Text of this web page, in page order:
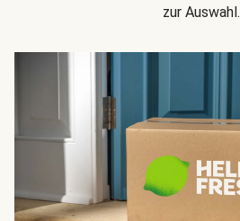
zur Auswahl.